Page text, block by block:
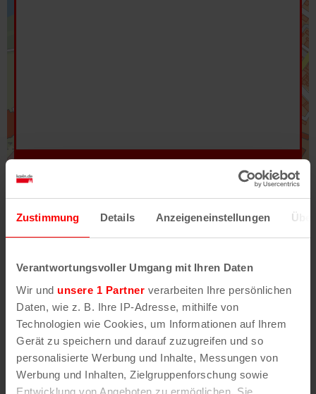
Zustimmung Details Anzeigeneinstellungen
Verantwortungsvoller Umgang mit Ihren Daten
Wir und unsere 1 Partner verarbeiten Ihre persönlichen
Daten, wie z. B. Ihre IP-Adresse, mithilfe von
Technologien wie Cookies, um Informationen auf Ihrem
Gerät zu speichern und darauf zuzugreifen und so
personalisierte Werbung und Inhalte, Messungen von
Werbung und Inhalten, Zielgruppenforschung sowie
Entwicklung von Angeboten zu ermöglichen. Sie
Fehler/Problem melden
Darstellung des RVR-Kartenwerks
Stadtplanwerk
erhältst Du unsere koeln.de-Karte mit vielen
weiteren Details wie z.B. Hausnummern.
Unser Stadtplan basiert auf Daten des
OpenStreetMap
-Projekts (
© OpenStreetMap
Mitwirkende
) und von OpenCycleMap.org